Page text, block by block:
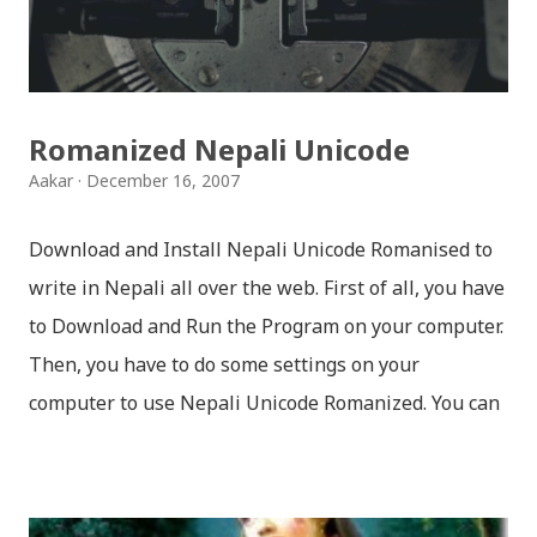
surya (रचनाकार: गोपाल प्रसाद रिमाल, गायक: फत्तेमान, संगीत:
अम्बर गुरुङ) Download: सयथरि बाजा एउटै ताल / saya thari
मरेपनि मेरो देश बाँचिराखोस / ma marepan...
Romanized Nepali Unicode
Aakar December 16, 2007
Download and Install Nepali Unicode Romanised to
write in Nepali all over the web. First of all, you have
to Download and Run the Program on your computer.
Then, you have to do some settings on your
computer to use Nepali Unicode Romanized. You can
Install Nepali Unicode Romanized in Windows XP: